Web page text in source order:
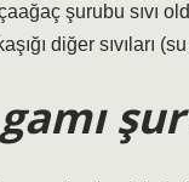
şurubu sıvı
diğer sıvıları